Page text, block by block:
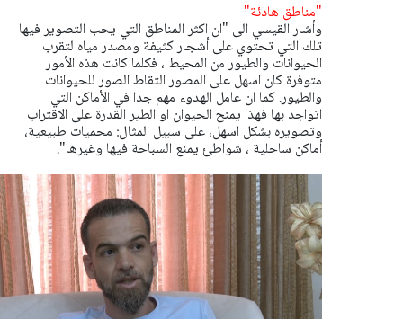
"مناطق هادئة"
وأشار القيسي الى "ان اكثر المناطق التي يحب التصوير فيها
تلك التي تحتوي على أشجار كثيفة ومصدر مياه لتقرب
الحيوانات والطيور من المحيط ، فكلما كانت هذه الأمور
متوفرة كان اسهل على المصور التقاط الصور للحيوانات
والطيور. كما ان عامل الهدوء مهم جدا في الأماكن التي
اتواجد بها فهذا يمنح الحيوان او الطير القدرة على الاقتراب
وتصويره بشكل اسهل، على سبيل المثال: محميات طبيعية،
أماكن ساحلية ، شواطئ يمنع السباحة فيها وغيرها".